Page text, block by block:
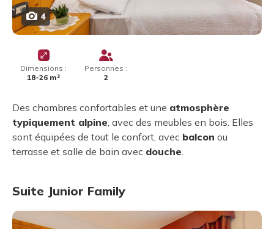
Dimensions :
18-26 m²
Personnes :
2
Des chambres confortables et une atmosphère
typiquement alpine , avec des meubles en bois. Elles
sont équipées de tout le confort, avec balcon ou
terrasse et salle de bain avec douche
4
Suite Junior Family